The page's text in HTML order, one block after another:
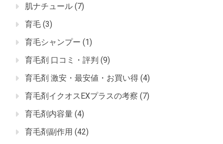
肌ナチュール (7)
育毛 (3)
育毛シャンプー (1)
育毛剤 口コミ・評判 (9)
育毛剤 激安・最安値・お買い得 (4)
育毛剤イクオスEXプラスの考察 (7)
育毛剤内容量 (4)
育毛剤副作用 (42)